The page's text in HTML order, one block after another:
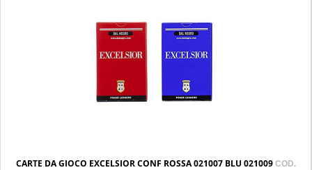
CARTE DA GIOCO EXCELSIOR CONF ROSSA 021007 BLU 021009 COD.